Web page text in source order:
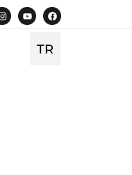
TR
EN